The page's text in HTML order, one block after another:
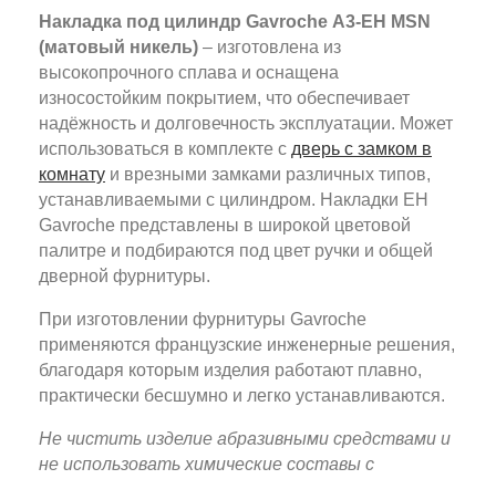
Накладка под цилиндр Gavroche А3-EH MSN
(матовый никель) – изготовлена из
высокопрочного сплава и оснащена
износостойким покрытием, что обеспечивает
надёжность и долговечность эксплуатации. Может
использоваться в комплекте с дверь с замком в
комнату и врезными замками различных типов,
устанавливаемыми с цилиндром. Накладки EH
Gavroche представлены в широкой цветовой
палитре и подбираются под цвет ручки и общей
дверной фурнитуры.
При изготовлении фурнитуры Gavroche
применяются французские инженерные решения,
благодаря которым изделия работают плавно,
практически бесшумно и легко устанавливаются.
Не чистить изделие абразивными средствами и
не использовать химические составы с